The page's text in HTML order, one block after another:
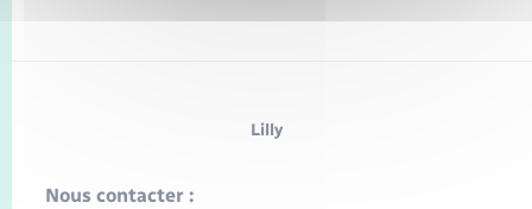
Lilly
Nous contacter :